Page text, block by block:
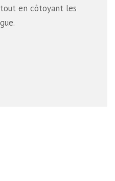
en côtoyant les